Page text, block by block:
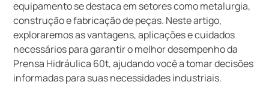
equipamento se destaca em setores como metalurgia,
construção e fabricação de peças. Neste artigo,
exploraremos as vantagens, aplicações e cuidados
necessários para garantir o melhor desempenho da
Prensa Hidráulica 60t, ajudando você a tomar decisões
informadas para suas necessidades industriais.